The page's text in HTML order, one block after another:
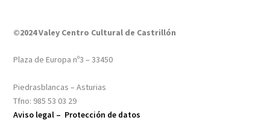
©2024 Valey Centro Cultural de Castrillón
Plaza de Europa nº3 – 33450
Piedrasblancas – Asturias
Tfno: 985 53 03 29
Aviso legal – Protección de datos